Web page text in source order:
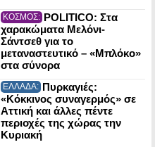
ΚΟΣΜΟΣ: POLITICO: Στα
χαρακώματα Μελόνι-
Σάντσεθ για το
μεταναστευτικό – «Μπλόκο»
στα σύνορα
ΕΛΛΑΔΑ: Πυρκαγιές:
«Κόκκινος συναγερμός» σε
Αττική και άλλες πέντε
περιοχές της χώρας την
Κυριακή